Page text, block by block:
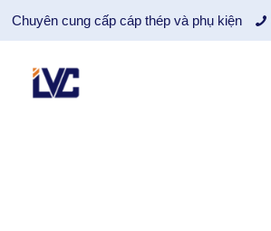
Chuyên cung cấp cáp thép và phụ kiện